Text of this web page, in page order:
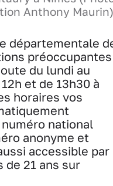
Anthony
départementale
préoccupantes
du lundi au
et de 13h30 à
horaires vos
national
anonyme et
accessible par
de 21 ans sur